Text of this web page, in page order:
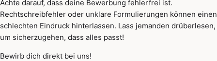
Achte darauf, dass deine Bewerbung fehlerfrei ist.
Rechtschreibfehler oder unklare Formulierungen können einen
schlechten Eindruck hinterlassen. Lass jemanden drüberlesen,
um sicherzugehen, dass alles passt!
Bewirb dich direkt bei uns!